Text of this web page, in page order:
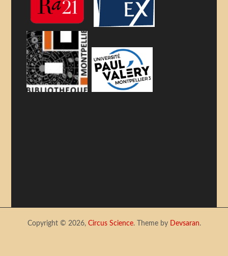
Copyright © 2026, Circus Science. Theme by Devsaran.